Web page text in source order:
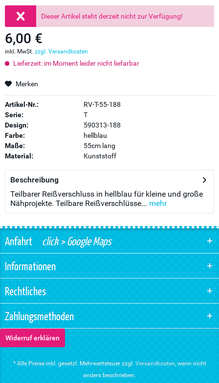
Dieser Artikel steht derzeit nicht zur Verfügung!
6,00 €
inkl. MwSt. zzgl. Versandkosten
Lieferzeit: im Moment leider nicht liefarbar
Merken
Artikel-Nr.:
RV-T-55-188
Serie:
T
Design:
590313-188
Farbe:
hellblau
Maße:
55cm lang
Material:
Kunststoff
Beschreibung
Teilbarer Reißverschluss in hellblau für kleine und große
Nähprojekte. Teilbare Reißverschlüsse... mehr
Anfahrtclick > Google Maps
Informationen
Rechtliches
Zahlungsmethoden
Widerruf erklären
* Alle Preise inkl. gesetzl. Mehrwertsteuer zzgl. Versandkosten, wenn nicht
anders beschrieben.